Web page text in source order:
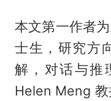
本文第一作者
士生，研究方
解，对话与推
Helen Meng